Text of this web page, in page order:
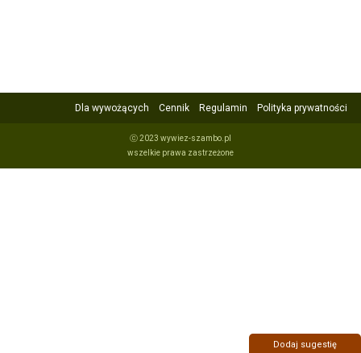
Dla wywożących Cennik Regulamin Polityka prywatności
ⓒ 2023 wywiez-szambo.pl
wszelkie prawa zastrzeżone
Dodaj sugestię